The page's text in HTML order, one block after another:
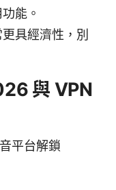
能。
具經濟性，別
與 VPN
平台解鎖